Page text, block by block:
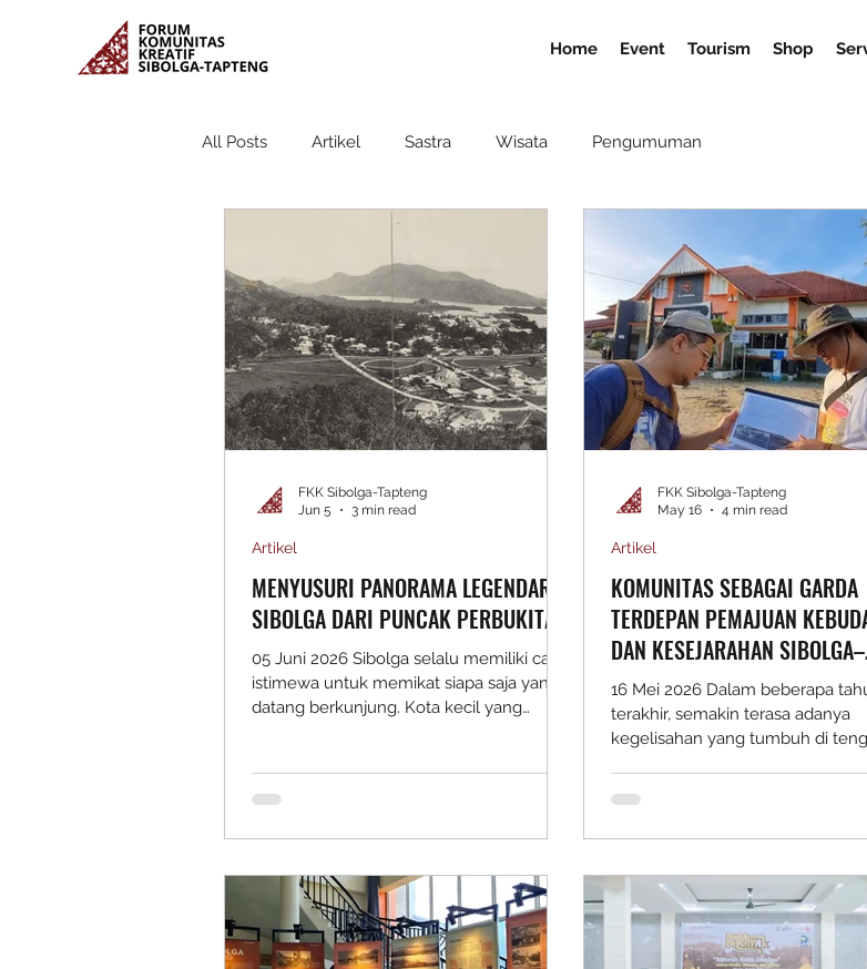
Home Event Tourism Shop
All Posts Artikel Sastra Wisata Pengumuman
MENYUSURI PANORAMA LEGENDARIS
SIBOLGA DARI PUNCAK PERBUKITAN
05 Juni 2026 Sibolga selalu memiliki cara
istimewa untuk memikat siapa saja yang
datang berkunjung. Kota kecil yang
pelabuhan dengan sejarah panjang, tetapi
juga sebagai daerah yang dianugerahi
diabadikan sejak masa kolonial melalui
berbagai foto dan dokumentasi yang
menampilkan lanskap Sibolga dari
ketinggian perbukitan. Berangkat dari
Artikel
FKK Sibolga-Tapteng
Jun 5
3 min read
KOMUNITAS SEBAGAI GARDA
TERDEPAN PEMAJUAN
DAN KESEJARAHAN SIBOLGA–
TAPANULI TENGAH
16 Mei 2026 Dalam beberapa
terakhir, semakin terasa adanya
kegelisahan yang tumbuh di
Tengah. Banyak pelajar dan
mulai jauh dari akar sejarah dan
daerah yang memiliki jejak
panjang, tetapi tidak benar-benar
mengenalnya. Padahal, Sibolga
berusia lebih dari tiga abad dan
Artikel
FKK Sibolga-Tapteng
May 16
4 min read